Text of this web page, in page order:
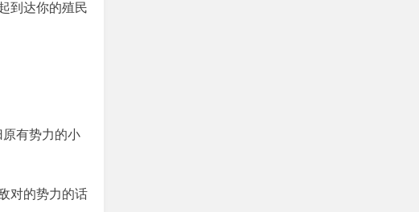
到达你的殖民
有势力的小
对的势力的话